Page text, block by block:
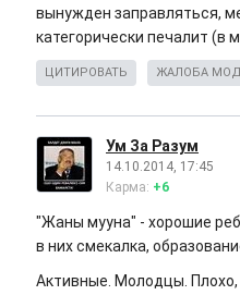
вынужден заправляться,
категорически печалит (в
ЦИТИРОВАТЬ ЖАЛОБА
Ум За Разум
14.10.2014, 17:45
Карма: +6
"Жаны мууна" - хорошие
в них смекалка,
Активные. Молодцы.